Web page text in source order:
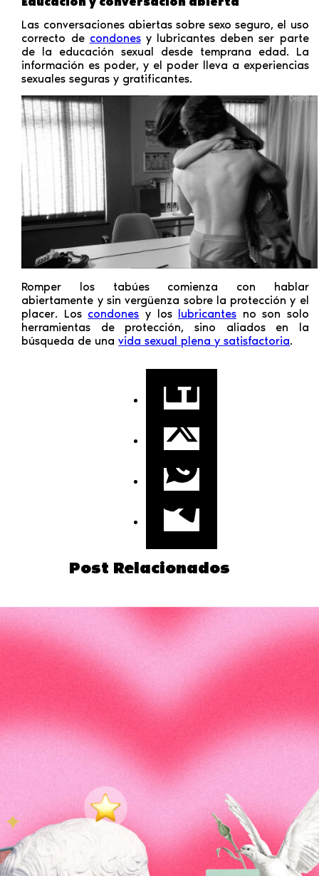
Las conversaciones abiertas sobre sexo seguro, el uso
correcto de condonesy lubricantes deben ser parte
de la educación sexual desde temprana edad. La
información es poder, y el poder lleva a experiencias
sexuales seguras y gratificantes.
Romper los tabúes comienza con hablar
abiertamente y sin vergüenza sobre la protección y el
placer. Los condones y los lubricantes no son solo
herramientas de protección, sino aliados en la
búsqueda de unavida sexual plena y satisfactoria.
Post Relacionados